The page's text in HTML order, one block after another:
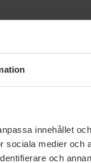
innehållet
sociala medier och
och
oss